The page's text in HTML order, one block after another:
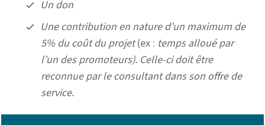
Un don
Une contribution en nature d’un maximum de
5% du coût du projet(ex : temps alloué par
l’un des promoteurs). Celle-ci doit être
reconnuepar le consultant dans son offre de
service.